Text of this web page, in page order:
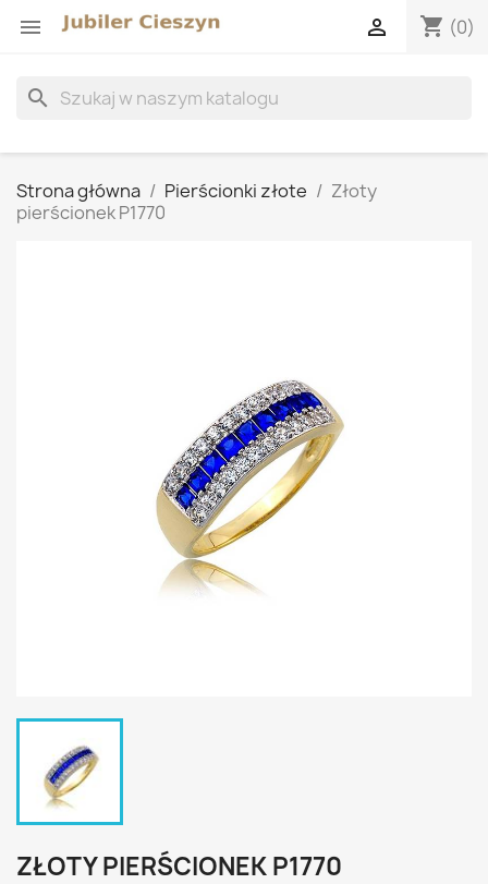
 shopping_cart (0)

search
Strona główna Pierścionki złote
Złoty
pierścionek P1770
ZŁOTY PIERŚCIONEK P1770